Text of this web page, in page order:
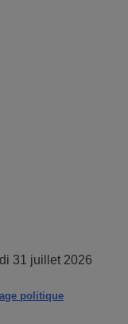
31 juillet 2026
politique